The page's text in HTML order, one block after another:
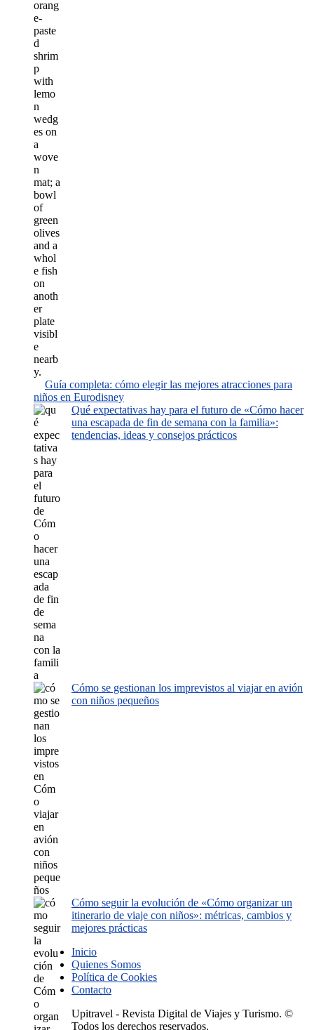
Guía completa: cómo elegir las mejores atracciones para
niños en Eurodisney
Qué expectativas hay para el futuro de «Cómo hacer
una escapada de fin de semana con la familia»:
tendencias, ideas y consejos prácticos
Cómo se gestionan los imprevistos al viajar en avión
con niños pequeños
Cómo seguir la evolución de «Cómo organizar un
itinerario de viaje con niños»: métricas, cambios y
mejores prácticas
Inicio
Quienes Somos
Política de Cookies
Contacto
Upitravel - Revista Digital de Viajes y Turismo. ©
Todos los derechos reservados.